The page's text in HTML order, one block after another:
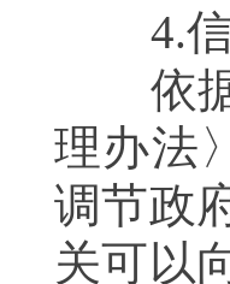
4.信
依据
理办法
调节政
关可以